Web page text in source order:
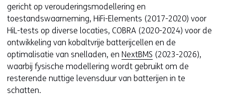
gericht op verouderingsmodellering en
toestandswaarneming, HiFi-Elements (2017-2020) voor
HiL-tests op diverse locaties, COBRA (2020-2024) voor de
ontwikkeling van kobaltvrije batterijcellen en de
optimalisatie van snelladen, en NextBMS (2023-2026),
waarbij fysische modellering wordt gebruikt om de
resterende nuttige levensduur van batterijen in te
schatten.